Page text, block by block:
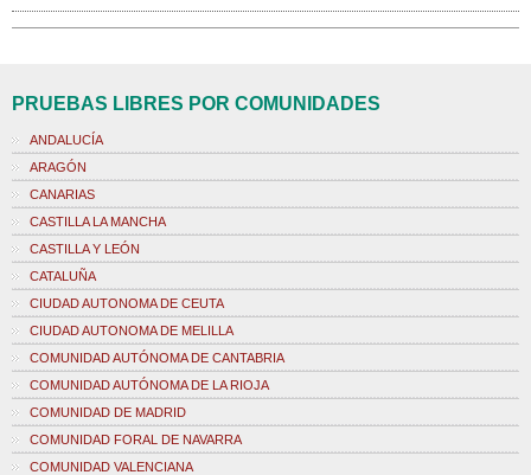
PRUEBAS LIBRES POR COMUNIDADES
ANDALUCÍA
ARAGÓN
CANARIAS
CASTILLA LA MANCHA
CASTILLA Y LEÓN
CATALUÑA
CIUDAD AUTONOMA DE CEUTA
CIUDAD AUTONOMA DE MELILLA
COMUNIDAD AUTÓNOMA DE CANTABRIA
COMUNIDAD AUTÓNOMA DE LA RIOJA
COMUNIDAD DE MADRID
COMUNIDAD FORAL DE NAVARRA
COMUNIDAD VALENCIANA